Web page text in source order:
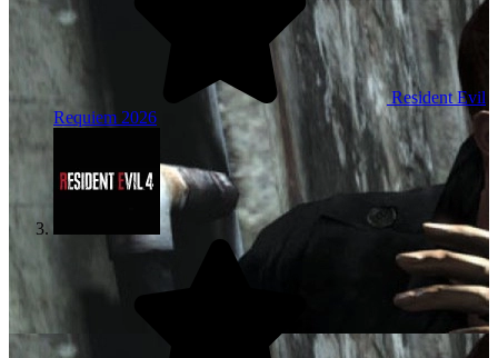
Resident Evil
Requiem 2026